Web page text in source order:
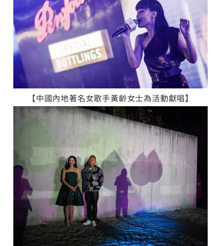
【中國內地著名女歌手黃齡女士為活動獻唱】